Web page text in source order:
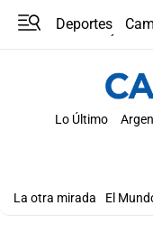
Deportes
Lo Último
La otra mirada El